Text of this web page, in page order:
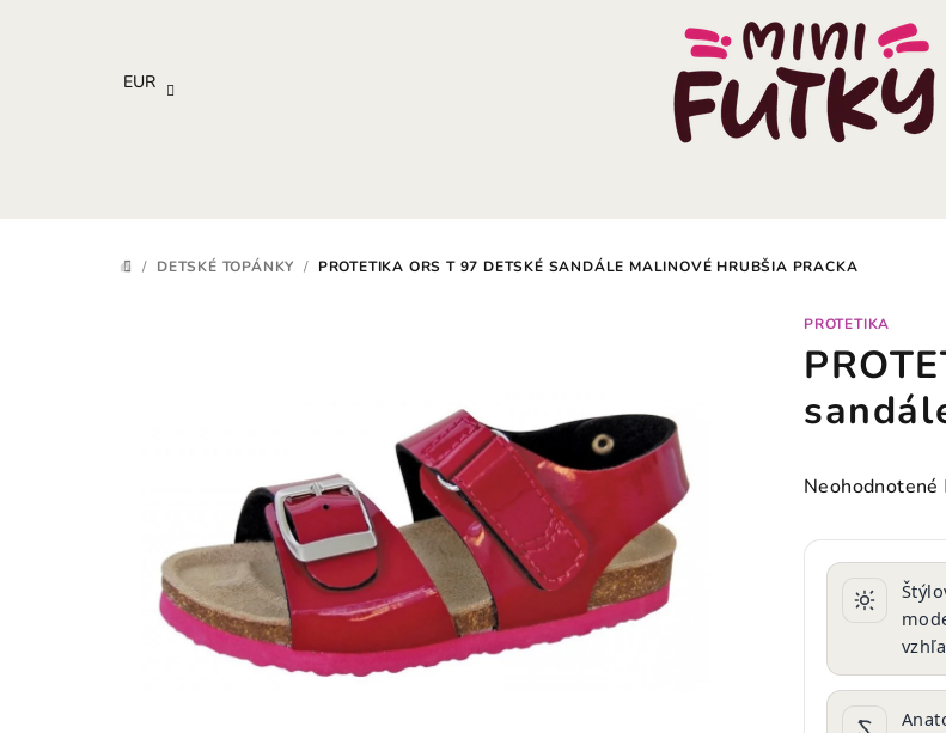
EUR
DOMOV
/ DETSKÉ TOPÁNKY / PROTETIKA ORS T 97 DETSKÉ SANDÁLE MALINOVÉ HRUBŠIA PRACKA
PROTETIKA
Priemerné
produktu
hviezdičiek.
Neohodnotené